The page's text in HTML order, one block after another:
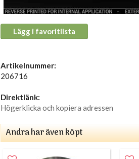
Lägg i favoritlista
Artikelnummer:
206716
Direktlänk:
Högerklicka och kopiera adressen
Andra har även köpt